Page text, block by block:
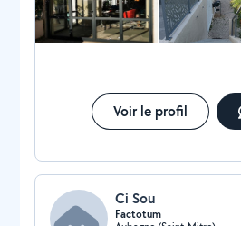
Voir le profil
Ci Sou
Factotum